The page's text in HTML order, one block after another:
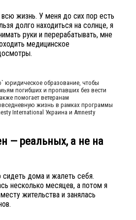
всю жизнь. У меня до сих пор есть
долго находиться на солнце, я
руки и перерабатывать, мне
медицинское
юридическое образование, чтобы
погибших и пропавших без вести
помогает ветеранам
жизнь в рамках программы
International Украина и Amnesty
— реальных, а не на
дома и жалеть себя.
несколько месяцев, а потом я
жительства и занялась